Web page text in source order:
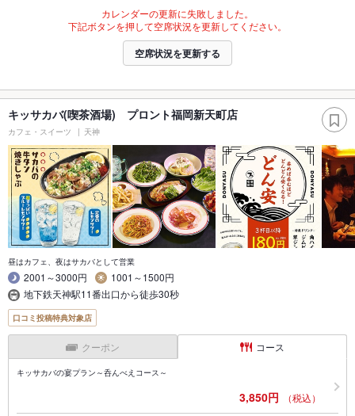
カレンダーの更新に失敗しました。
下記ボタンを押して空席状況を更新してください。
空席状況を更新する
キッサカバ(喫茶酒場) プロント福岡新天町店
カフェ・スイーツ 天神
昼はカフェ、夜はサカバとして営業
2001～3000円
1001～1500円
地下鉄天神駅11番出口から徒歩30秒
口コミ投稿特典対象店
クーポン コース
キッサカバの宴プラン～呑んべえコース～
3,850円 （税込）